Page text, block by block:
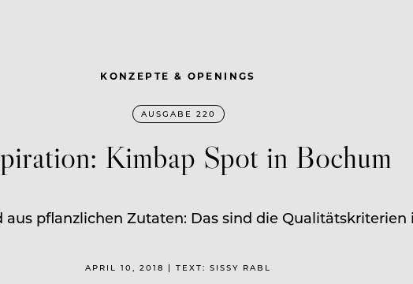
KONZEPTE & OPENINGS
AUSGABE 220
Kimbap Spot in Bochum
pflanzlichen Zutaten: Das sind die Qualitätskriterien
APRIL 10, 2018 | TEXT: SISSY RABL